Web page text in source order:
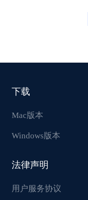
下载
Mac版本
Windows版本
法律声明
用户服务协议